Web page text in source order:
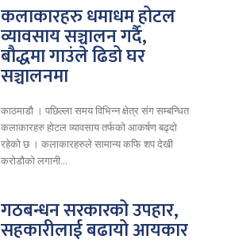
कलाकारहरु धमाधम होटल
व्यावसाय सञ्चालन गर्दै,
बौद्धमा गाउंले ढिडो घर
सञ्चालनमा
काठमाडौ । पछिल्ला समय विभिन्न क्षेत्र संग सम्बन्धित
कलाकारहरु होटल व्यावसाय तर्फको आकर्षण बढ्दो
रहेको छ । कलाकारहरुले सामान्य कफि शप देखी
करोडौको लगानी...
गठबन्धन सरकारको उपहार,
सहकारीलाई बढायो आयकार